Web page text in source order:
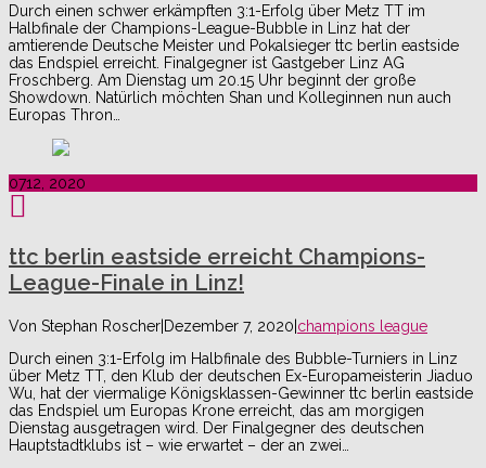
Durch einen schwer erkämpften 3:1-Erfolg über Metz TT im
Halbfinale der Champions-League-Bubble in Linz hat der
amtierende Deutsche Meister und Pokalsieger ttc berlin eastside
das Endspiel erreicht. Finalgegner ist Gastgeber Linz AG
Froschberg. Am Dienstag um 20.15 Uhr beginnt der große
Showdown. Natürlich möchten Shan und Kolleginnen nun auch
Europas Thron…
0712, 2020
ttc berlin eastside erreicht Champions-
League-Finale in Linz!
Von Stephan Roscher|Dezember 7, 2020|champions league
Durch einen 3:1-Erfolg im Halbfinale des Bubble-Turniers in Linz
über Metz TT, den Klub der deutschen Ex-Europameisterin Jiaduo
Wu, hat der viermalige Königsklassen-Gewinner ttc berlin eastside
das Endspiel um Europas Krone erreicht, das am morgigen
Dienstag ausgetragen wird. Der Finalgegner des deutschen
Hauptstadtklubs ist – wie erwartet – der an zwei…